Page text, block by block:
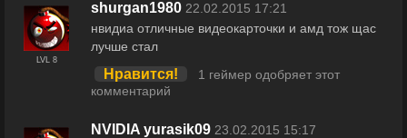
LVL 8
shurgan1980 22.02.2015 17:21
нвидиа отличные видеокарточки и амд тож щас
лучше стал
Нравится!
1 геймер одобряет этот
комментарий
NVIDIA yurasik09 23.02.2015 15:17